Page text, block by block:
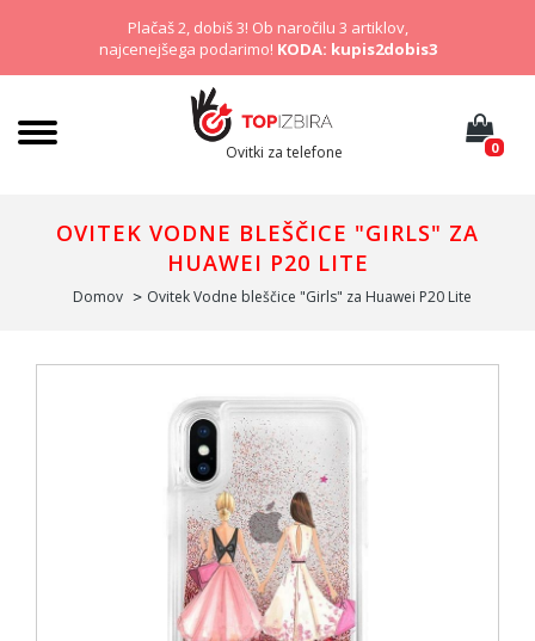
Plačaš 2, dobiš 3! Ob naročilu 3 artiklov,
najcenejšega podarimo! KODA: kupis2dobis3
Ovitki za telefone 0
OVITEK VODNE BLEŠČICE "GIRLS" ZA
HUAWEI P20 LITE
Domov Ovitek Vodne bleščice "Girls" za Huawei P20 Lite